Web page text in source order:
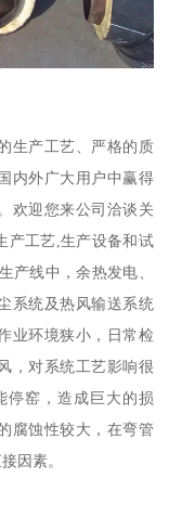
生产工艺、严格的质
内外广大用户中赢得
欢迎您来公司洽谈关
产工艺,生产设备和试
线中，余热发电、
系统及热风输送系统
业环境狭小，日常检
，对系统工艺影响很
停窑，造成巨大的损
腐蚀性较大，在弯管
因素。